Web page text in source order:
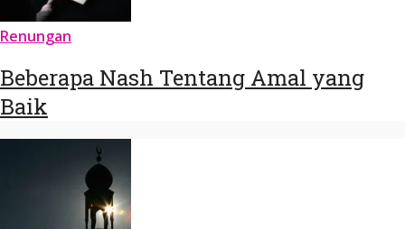
Renungan
Beberapa Nash Tentang Amal yang
Baik